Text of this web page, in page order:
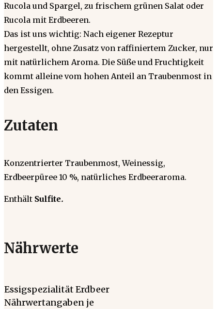
Rucola und Spargel, zu frischem grünen Salat oder
Rucola mit Erdbeeren.
Das ist uns wichtig: Nach eigener Rezeptur
hergestellt, ohne Zusatz von raffiniertem Zucker, nur
mit natürlichem Aroma. Die Süße und Fruchtigkeit
kommt alleine vom hohen Anteil an Traubenmost in
den Essigen.
Zutaten
Konzentrierter Traubenmost, Weinessig,
Erdbeerpüree 10 %, natürliches Erdbeeraroma.
Enthält Sulfite.
Nährwerte
Essigspezialität Erdbeer
Nährwertangaben je